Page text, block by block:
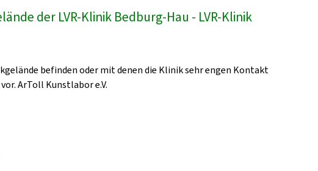
der LVR-Klinik Bedburg-Hau - LVR-Klinik
befinden oder mit denen die Klinik sehr engen Kontakt
ArToll Kunstlabor e.V.